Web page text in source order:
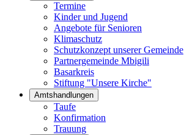
Termine
Kinder und Jugend
Angebote für Senioren
Klimaschutz
Schutzkonzept unserer Gemeinde
Partnergemeinde Mbigili
Basarkreis
Stiftung "Unsere Kirche"
Amtshandlungen
Taufe
Konfirmation
Trauung